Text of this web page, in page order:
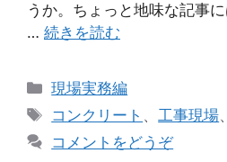
うか。ちょっと地味な記事
… 続きを読む
カ
テ
リ
現場実務編
タ
グ
コンクリート 、工事現場
コメントをどうぞ